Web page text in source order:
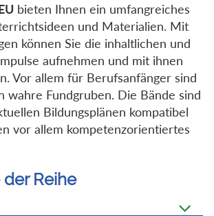
bieten Ihnen ein umfangreiches
und Materialien. Mit
können Sie die inhaltlichen und
aufnehmen und mit ihnen
Vor allem für Berufsanfänger sind
wahre Fundgruben. Die Bände sind
Bildungsplänen kompatibel
vor allem kompetenzorientiertes
Reihe